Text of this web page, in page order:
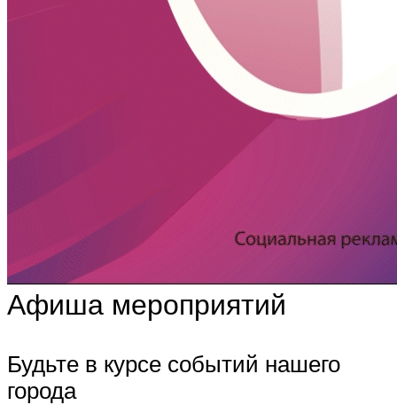
Афиша мероприятий
Будьте в курсе событий нашего
города